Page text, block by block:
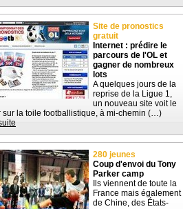
Site de pronostics
gratuit
Internet : prédire le
parcours de l'OL et
gagner de nombreux
lots
A quelques jours de la
reprise de la Ligue 1,
un nouveau site voit le
sur la toile footballistique, à mi-chemin (…)
280 jeunes
Coup d'envoi du Tony
Parker camp
Ils viennent de toute la
France mais également
de Chine, des États-